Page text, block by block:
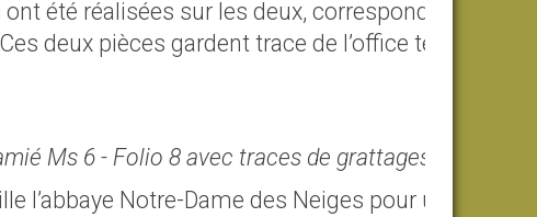
été réalisées sur les deux, correspondant à la
deux pièces gardent trace de l’office tel qu’il
Ms 6 - Folio 8 avec traces de grattages
l’abbaye Notre-Dame des Neiges pour une